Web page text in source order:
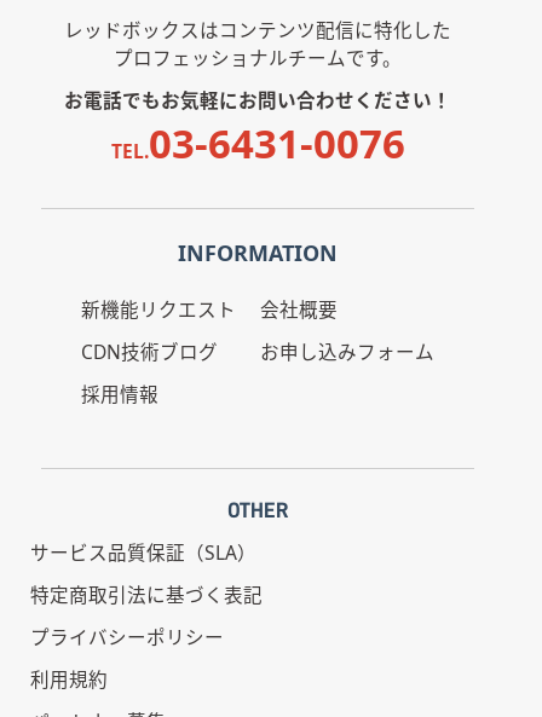
レッドボックスはコンテンツ配信に特化した
プロフェッショナルチームです。
お電話でもお気軽にお問い合わせください！
TEL.03-6431-0076
INFORMATION
新機能リクエスト
CDN技術ブログ
採用情報
会社概要
お申し込みフォーム
OTHER
サービス品質保証（SLA）
特定商取引法に基づく表記
プライバシーポリシー
利用規約